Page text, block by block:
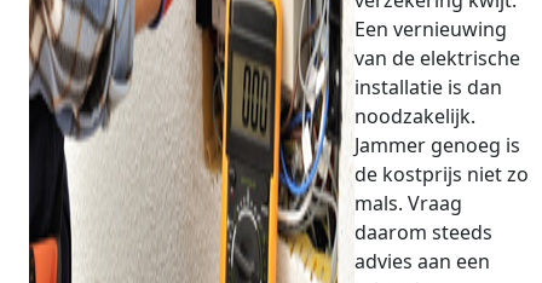
Een vernieuwing
van de elektrische
installatie is dan
noodzakelijk.
Jammer genoeg is
de kostprijs niet zo
mals. Vraag
daarom steeds
advies aan een